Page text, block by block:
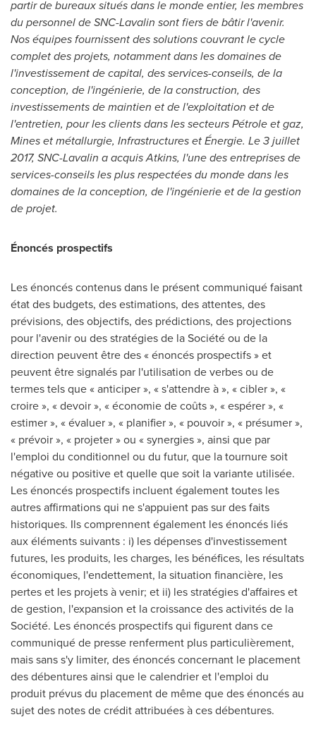
partir de bureaux situés dans le monde entier, les membres
du personnel de SNC-Lavalin sont fiers de bâtir l'avenir.
Nos équipes fournissent des solutions couvrant le cycle
complet des projets, notamment dans les domaines de
l'investissement de capital, des services-conseils, de la
conception, de l'ingénierie, de la construction, des
investissements de maintien et de l'exploitation et de
l'entretien, pour les clients dans les secteurs Pétrole et gaz,
Mines et métallurgie, Infrastructures et Énergie. Le 3 juillet
2017, SNC-Lavalin a acquis Atkins, l'une des entreprises de
services-conseils les plus respectées du monde dans les
domaines de la conception, de l'ingénierie et de la gestion
de projet.
Énoncés prospectifs
Les énoncés contenus dans le présent communiqué faisant
état des budgets, des estimations, des attentes, des
prévisions, des objectifs, des prédictions, des projections
pour l'avenir ou des stratégies de la Société ou de la
direction peuvent être des « énoncés prospectifs » et
peuvent être signalés par l'utilisation de verbes ou de
termes tels que « anticiper », « s'attendre à », « cibler », «
croire », « devoir », « économie de coûts », « espérer », «
estimer », « évaluer », « planifier », « pouvoir », « présumer »,
« prévoir », « projeter » ou « synergies », ainsi que par
l'emploi du conditionnel ou du futur, que la tournure soit
négative ou positive et quelle que soit la variante utilisée.
Les énoncés prospectifs incluent également toutes les
autres affirmations qui ne s'appuient pas sur des faits
historiques. Ils comprennent également les énoncés liés
aux éléments suivants : i) les dépenses d'investissement
futures, les produits, les charges, les bénéfices, les résultats
économiques, l'endettement, la situation financière, les
pertes et les projets à venir; et ii) les stratégies d'affaires et
de gestion, l'expansion et la croissance des activités de la
Société. Les énoncés prospectifs qui figurent dans ce
communiqué de presse renferment plus particulièrement,
mais sans s'y limiter, des énoncés concernant le placement
des débentures ainsi que le calendrier et l'emploi du
produit prévus du placement de même que des énoncés au
sujet des notes de crédit attribuées à ces débentures.